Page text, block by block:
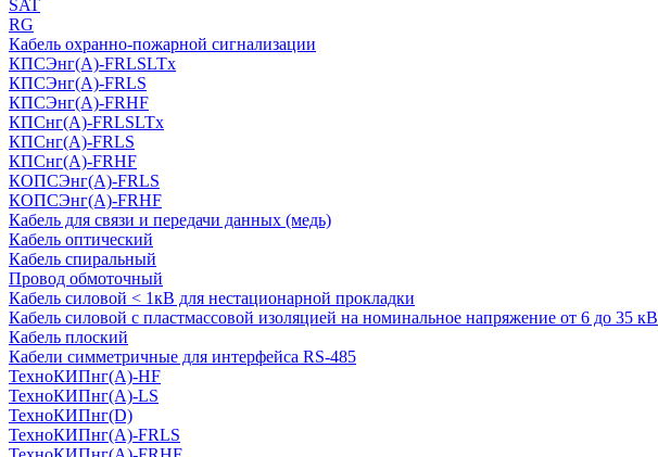
SAT
RG
Кабель охранно-пожарной сигнализации
КПСЭнг(А)-FRLSLTx
КПСЭнг(А)-FRLS
КПСЭнг(А)-FRHF
КПСнг(А)-FRLSLTx
КПСнг(А)-FRLS
КПСнг(А)-FRHF
КОПСЭнг(А)-FRLS
КОПСЭнг(А)-FRHF
Кабель для связи и передачи данных (медь)
Кабель оптический
Кабель спиральный
Провод обмоточный
Кабель силовой < 1кВ для нестационарной прокладки
Кабель силовой с пластмассовой изоляцией на номинальное напряжение от 6 до 35 кВ
Кабель плоский
Кабели симметричные для интерфейса RS-485
ТеxноКИПнг(A)-HF
ТеxноКИПнг(A)-LS
ТеxноКИПнг(D)
ТехноКИПнг(A)-FRLS